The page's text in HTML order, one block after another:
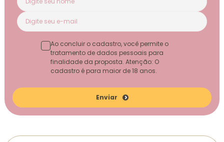
Enviar
Ao concluir o cadastro, você permite o
tratamento de dados pessoais para
finalidade da proposta. Atenção: O
cadastro é para maior de 18 anos.